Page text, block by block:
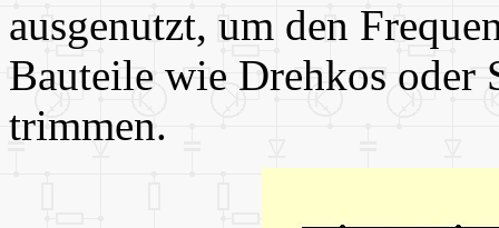
ausgenutzt, um den
Bauteile wie Drehkos oder
trimmen.